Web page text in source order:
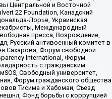
Центральной и Восточной
22 Foundation, Канадский
Лорье, Украинская
Международный
пресса, Возрождение,
Русский антивоенный комитет в
Сахарова, Форум свободной
International, Форум
с гражданским
Свободный университет,
Форум гражданского общества
Тисима и Хабомаи, Съезд
Фонд борьбы с коррупцией